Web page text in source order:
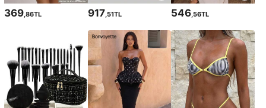
369,86TL 917,51TL 546,56TL